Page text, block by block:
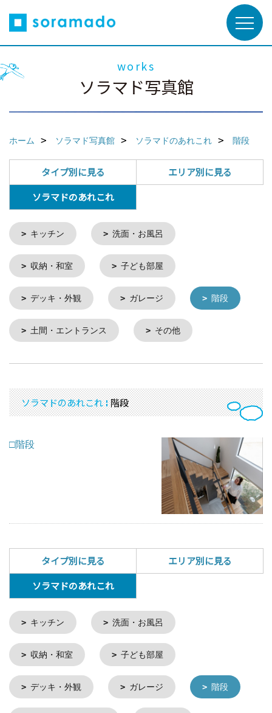
works
ソラマド写真館
ホーム ソラマド写真館 ソラマドのあれこれ 階段
タイプ別に見る
エリア別に見る
ソラマドのあれこれ
キッチン 洗面・お風呂
収納・和室 子ども部屋
デッキ・外観 ガレージ 階段
土間・エントランス その他
ソラマドのあれこれ 階段
□階段
タイプ別に見る
エリア別に見る
ソラマドのあれこれ
キッチン 洗面・お風呂
収納・和室 子ども部屋
デッキ・外観 ガレージ 階段